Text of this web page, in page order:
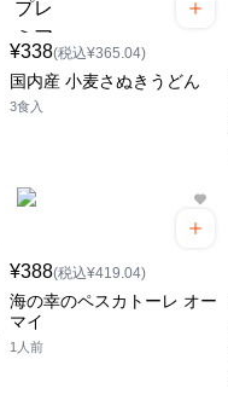
¥338(税込¥365.04)
国内産 小麦さぬきうどん
3食入
¥388(税込¥419.04)
海の幸のペスカトーレ オー
マイ
1人前